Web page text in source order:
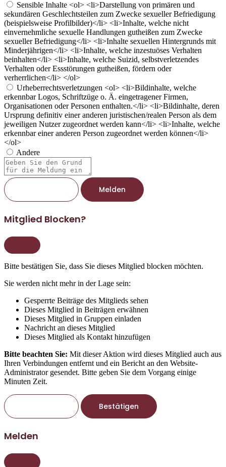
Sensible Inhalte <ol> <li>Darstellung von primären und
sekundären Geschlechtsteilen zum Zwecke sexueller Befriedigung
(beispielsweise Profilbilder)</li> <li>Inhalte, welche nicht
einvernehmliche sexuelle Handlungen gutheißen zum Zwecke
sexueller Befriedigung</li> <li>Inhalte sexuellen Hintergrunds mit
Minderjährigen</li> <li>Inhalte, welche inzestuöses Verhalten
beinhalten</li> <li>Inhalte, welche Suizid, selbstverletzendes
Verhalten oder Essstörungen gutheißen, fördern oder
verherrlichen</li> </ol>
Urheberrechtsverletzungen <ol> <li>Bildinhalte, welche
erkennbar Logos, Schriftzüge o. Ä. eingetragener Firmen,
Organisationen oder Personen enthalten.</li> <li>Bildinhalte, deren
Ursprung definitiv einer anderen juristischen/realen Person als dem
jeweiligen Nutzer zugeordnet werden kann</li> <li>Inhalte, welche
erkennbar einer anderen Person zugeordnet werden können</li>
</ol>
Andere
Berichtsnotiz
Melden
Mitglied Blocken?
Bitte bestätigen Sie, dass Sie dieses Mitglied blocken möchten.
Sie werden nicht mehr in der Lage sein:
Gesperrte Beiträge des Mitglieds sehen
Dieses Mitglied in Beiträgen erwähnen
Dieses Mitglied in Gruppen einladen
Nachricht an dieses Mitglied
Dieses Mitglied als Kontakt hinzufügen
Bitte beachten Sie: Mit dieser Aktion wird dieses Mitglied auch aus
Ihren Verbindungen entfernt und ein Bericht an den Website-
Administrator gesendet. Bitte geben Sie dem Vorgang einige
Minuten Zeit.
Bestätigen
Melden